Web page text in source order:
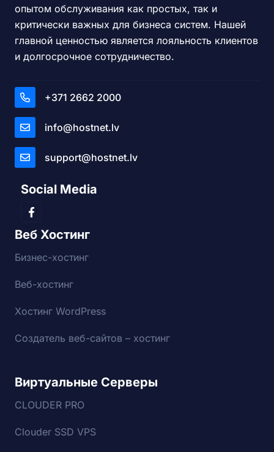
опытом обслуживания как простых, так и
критически важных для бизнеса систем. Нашей
главной ценностью является лояльность клиентов
и долгосрочное сотрудничество.
+371 2662 2000
info@hostnet.lv
support@hostnet.lv
Social Media
Веб Хостинг
Бизнес-хостинг
Веб-хостинг
Хостинг WordPress
Создатель веб-сайтов – хостинг
Виртуальные Серверы
CLOUDER PRO
Clouder SSD VPS